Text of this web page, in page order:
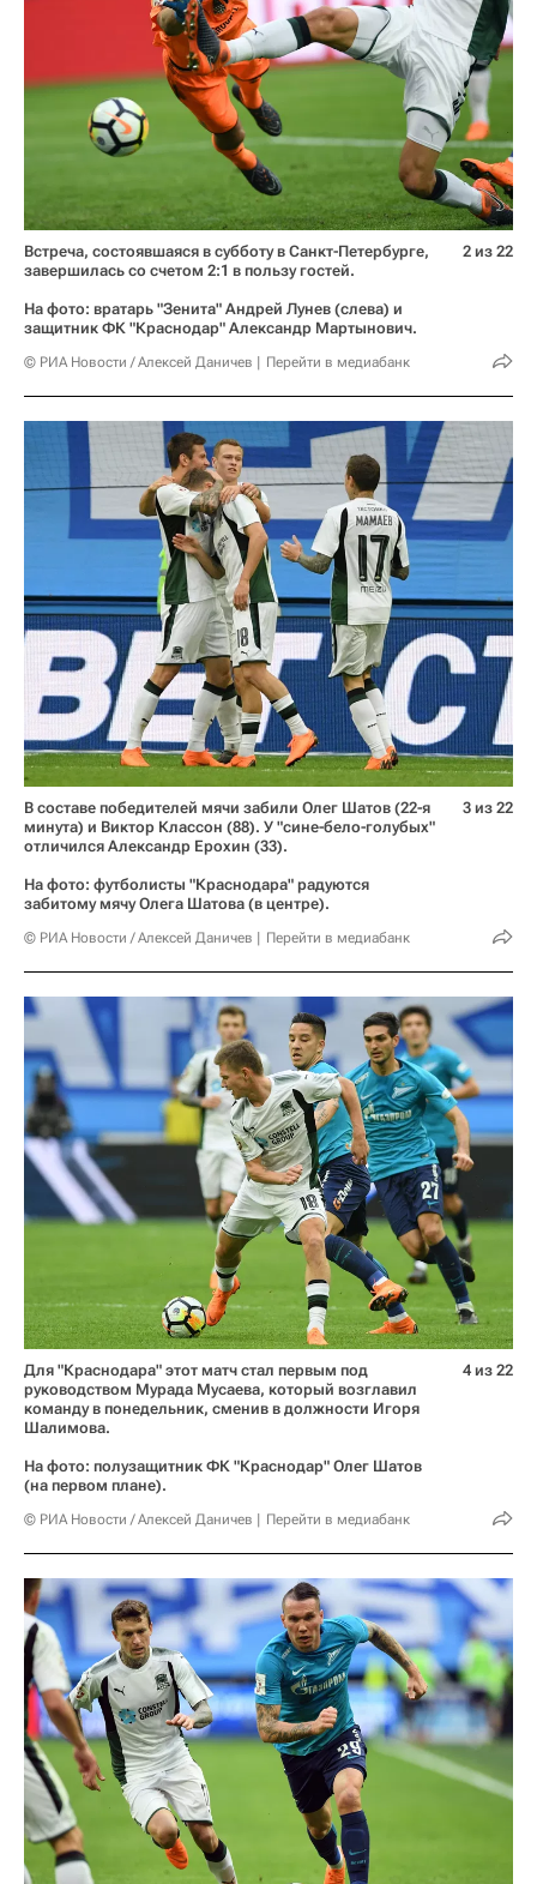
Встреча, состоявшаяся в субботу в Санкт-Петербурге,
завершилась со счетом 2:1 в пользу гостей.
На фото: вратарь "Зенита" Андрей Лунев (слева) и
защитник ФК "Краснодар" Александр Мартынович.
© РИА Новости / Алексей Даничев Перейти в медиабанк
2 из 22
В составе победителей мячи забили Олег Шатов (22-я
минута) и Виктор Классон (88). У "сине-бело-голубых"
отличился Александр Ерохин (33).
На фото: футболисты "Краснодара" радуются
забитому мячу Олега Шатова (в центре).
© РИА Новости / Алексей Даничев Перейти в медиабанк
3 из 22
Для "Краснодара" этот матч стал первым под
руководством Мурада Мусаева, который возглавил
команду в понедельник, сменив в должности Игоря
Шалимова.
На фото: полузащитник ФК "Краснодар" Олег Шатов
(на первом плане).
© РИА Новости / Алексей Даничев Перейти в медиабанк
4 из 22